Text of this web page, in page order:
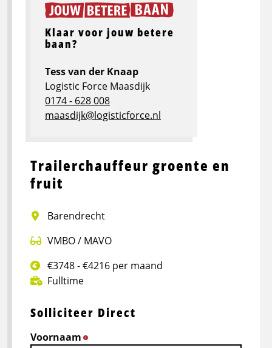
Trailerchauffeur groente en
fruit
Barendrecht
VMBO / MAVO
€3748 - €4216 per maand
Fulltime
Solliciteer Direct
Voornaam
Klaar voor jouw betere
baan?
Tess van der Knaap
Logistic Force Maasdijk
0174 - 628 008
maasdijk@logisticforce.nl